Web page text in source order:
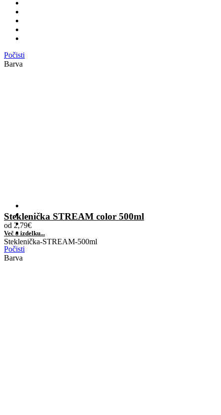
Barva
Počisti
Barva
Počisti
Steklenička STREAM color 500ml
od 2,79€
Več o izdelku...
Steklenička-STREAM-500ml